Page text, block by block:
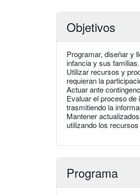
Objetivos
Programar, diseñar y
infancia y sus familias.
Utilizar recursos y
requieran la
Actuar ante
Evaluar el proceso
trasmitiendo la
Mantener
utilizando los
Programa